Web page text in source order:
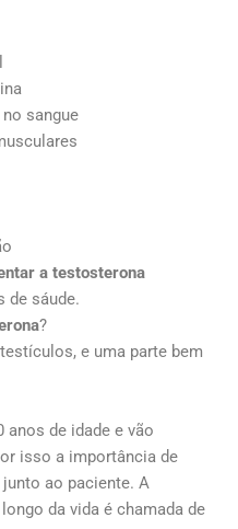
sangue
a testosterona
de sáude.
?
e uma parte bem
de idade e vão
isso a importância de
ao paciente. A
da vida é chamada de